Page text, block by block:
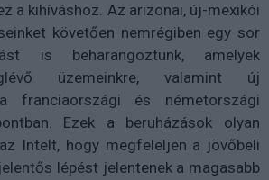
a kihíváshoz. Az arizonai, új-mexikói
követően nemrégiben egy sor
is beharangoztunk, amelyek
üzemeinkre, valamint új
a franciaországi és németországi
Ezek a beruházások olyan
Intelt, hogy megfeleljen a jövőbeli
lépést jelentenek a magasabb